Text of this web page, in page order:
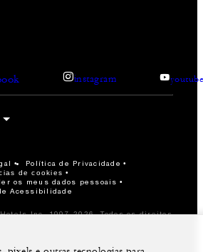
instagram
Política de Privacidade
de cookies
os meus dados pessoais
Acessibilidade
Inc. 1997-2026. Todos os direitos